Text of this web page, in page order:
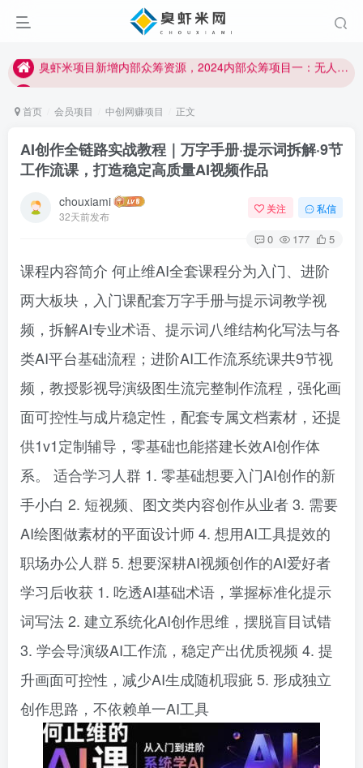
加入臭虾米网VIP，2023年带你闷声赚大钱！！！
加入臭虾米网VIP，2023年带你闷声赚大钱！！！
首页 会员项目 中创网赚项目 正文
AI创作全链路实战教程｜万字手册·提示词拆解·9节
工作流课，打造稳定高质量AI视频作品
chouxiami
32天前发布
关注 私信
0 177 5
课程内容简介 何止维AI全套课程分为入门、进阶
两大板块，入门课配套万字手册与提示词教学视
频，拆解AI专业术语、提示词八维结构化写法与各
类AI平台基础流程；进阶AI工作流系统课共9节视
频，教授影视导演级图生流完整制作流程，强化画
面可控性与成片稳定性，配套专属文档素材，还提
供1v1定制辅导，零基础也能搭建长效AI创作体
系。 适合学习人群 1. 零基础想要入门AI创作的新
手小白 2. 短视频、图文类内容创作从业者 3. 需要
AI绘图做素材的平面设计师 4. 想用AI工具提效的
职场办公人群 5. 想要深耕AI视频创作的AI爱好者
学习后收获 1. 吃透AI基础术语，掌握标准化提示
词写法 2. 建立系统化AI创作思维，摆脱盲目试错
3. 学会导演级AI工作流，稳定产出优质视频 4. 提
升画面可控性，减少AI生成随机瑕疵 5. 形成独立
创作思路，不依赖单一AI工具